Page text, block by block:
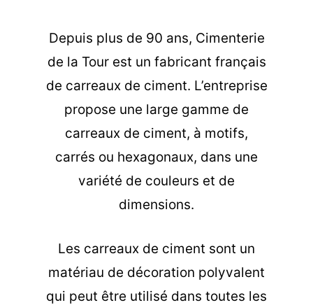
Depuis plus de 90 ans, Cimenterie
de la Tour est un fabricant français
de carreaux de ciment. L’entreprise
propose une large gamme de
carreaux de ciment, à motifs,
carrés ou hexagonaux, dans une
variété de couleurs et de
dimensions.
Les carreaux de ciment sont un
matériau de décoration polyvalent
qui peut être utilisé dans toutes les